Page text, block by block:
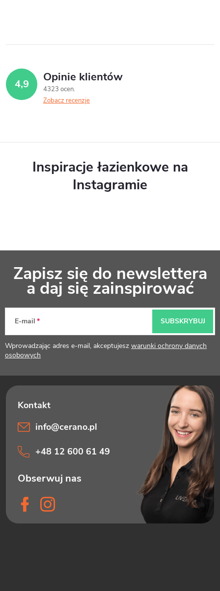
ó
w
t
r
k
y
4,9 Opinie klientów
4323 ocen
Zobacz recenzje
Inspiracje łazienkowe na
Instagramie
k
a
Zapisz się do newslettera
a daj się zainspirować
E-mail
Wprowadzając adres e-mail, akceptujesz warunki ochrony danych
osobowych
SUBSKRYBUJ
info@cerano.pl
+48 12 600 61 49